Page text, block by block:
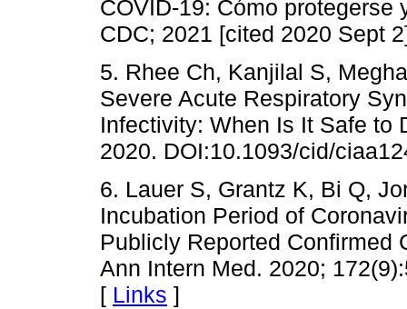
COVID-19: Cómo protegerse
CDC; 2021 [cited 2020 Sept
5. Rhee Ch, Kanjilal S,
Severe Acute Respiratory
Infectivity: When Is It Safe to
2020. DOI:10.1093/cid/
6. Lauer S, Grantz K, Bi Q,
Incubation Period of
Publicly Reported Confirmed
Ann Intern Med. 2020;
[ Links ]